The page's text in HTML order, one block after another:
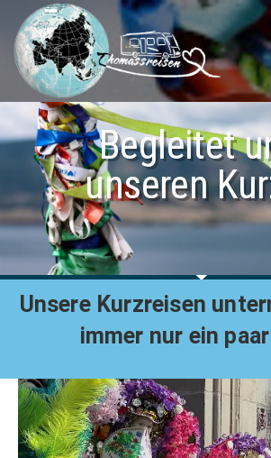
Begleitet
unseren
Unsere Kurzreisen
immer nur ein